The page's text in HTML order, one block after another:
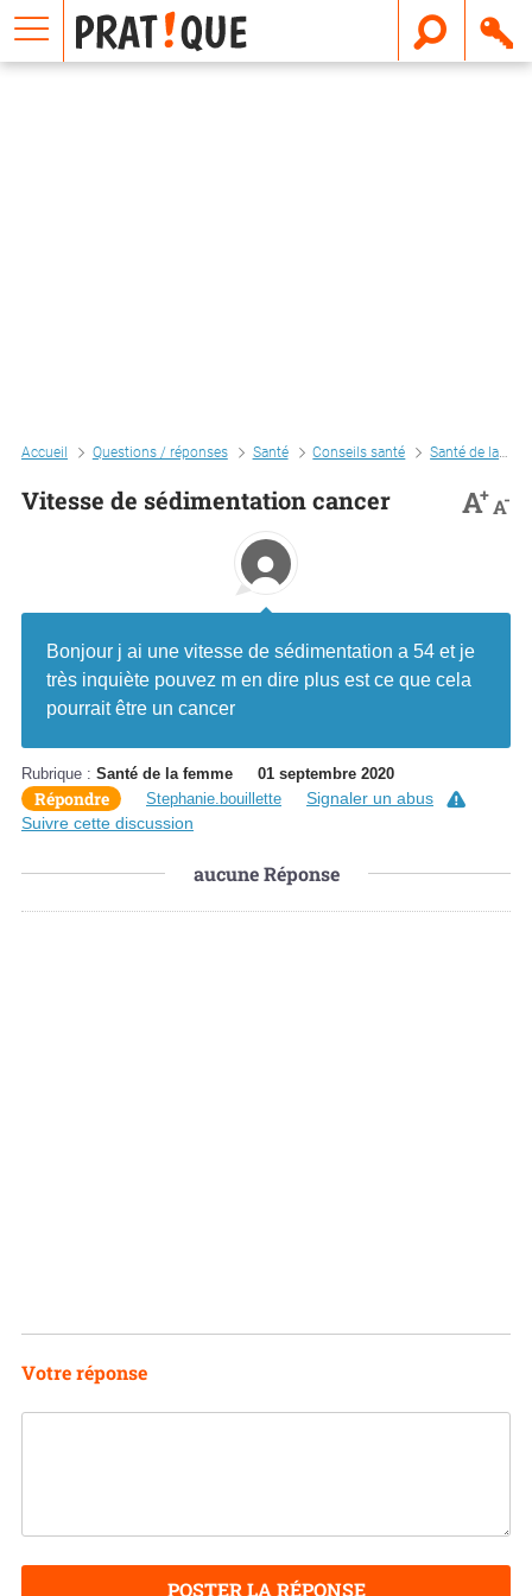
Accueil Questions / réponses Santé Conseils santé Santé de la femme
Vitesse de sédimentation cancer A+A-
Bonjour j ai une vitesse de sédimentation a 54 et je
très inquiète pouvez m en dire plus est ce que cela
pourrait être un cancer
Rubrique : Santé de la femme 01 septembre 2020
Répondre Stephanie.bouillette
Signaler un abus
Suivre cette discussion
aucuneRéponse
Votre réponse
POSTER LA RÉPONSE
E
m
a